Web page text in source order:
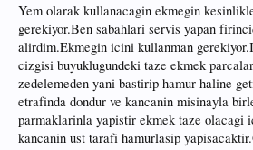
Yem olarak kullanacagin ekmegin
gerekiyor.Ben sabahlari servis yapan
alirdim.Ekmegin icini kullanman
cizgisi buyuklugundeki taze ekmek
zedelemeden yani bastirip hamur haline
etrafinda dondur ve kancanin misinayla
parmaklarinla yapistir ekmek taze olacagi
kancanin ust tarafi hamurlasip